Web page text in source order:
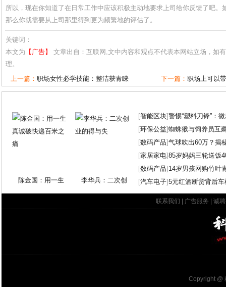
所以，现在你知道了在日常工作中应该积极主动地要求上司给你反馈了吧。
那么你就需要从上司那里得到更为频繁地的评估了。
关键词：
本文为 【广告】
文章出自：互联网,文中内容和观点不代表本网站立场，如
理。
上一篇： 职场女性必学技能：整洁获青睐 下一篇： 职场上可以
陈金国：用一生 李华兵：二次创
[智能区块]警惕“塑料刀锋”：
[环保公益]蜘蛛猴与饲养员互
[数码产品]气球吹出60万？揭
[家居家电]85岁妈妈三轮送饭
[数码产品] 14岁男孩网购竹叶
[汽车电子]5元红酒断货背后
联系我们 广告服务 诚
Copyright @